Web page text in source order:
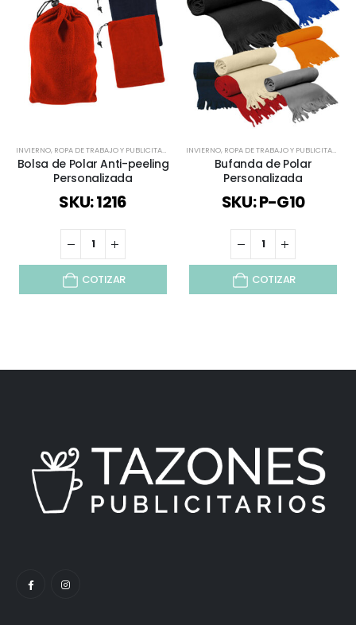
INVIERNO, ROPA DE TRABAJO Y PUBLICITARIO TODOS
Bolsa de Polar Anti-peeling
Personalizada
SKU: 1216
COTIZAR
INVIERNO, ROPA DE TRABAJO Y PUBLICITARIO
Bufanda de Polar
Personalizada
SKU: P-G10
COTIZAR